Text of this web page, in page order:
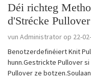
Déi richteg
d'Strécke
vun Administrator op 22-
Benotzerdefinéiert Knit
hunn.Gestrickte Pullover
Pullover ze